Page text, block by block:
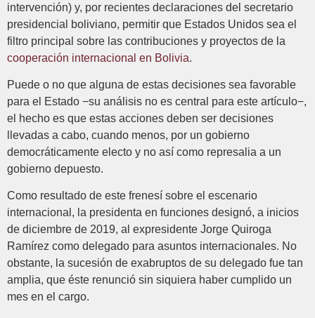
intervención) y, por recientes declaraciones del secretario
presidencial boliviano, permitir que Estados Unidos sea el
filtro principal sobre las contribuciones y proyectos de la
cooperación internacional en Bolivia.
Puede o no que alguna de estas decisiones sea favorable
para el Estado −su análisis no es central para este artículo−,
el hecho es que estas acciones deben ser decisiones
llevadas a cabo, cuando menos, por un gobierno
democráticamente electo y no así como represalia a un
gobierno depuesto.
Como resultado de este frenesí sobre el escenario
internacional, la presidenta en funciones designó, a inicios
de diciembre de 2019, al expresidente Jorge Quiroga
Ramírez como delegado para asuntos internacionales. No
obstante, la sucesión de exabruptos de su delegado fue tan
amplia, que éste renunció sin siquiera haber cumplido un
mes en el cargo.